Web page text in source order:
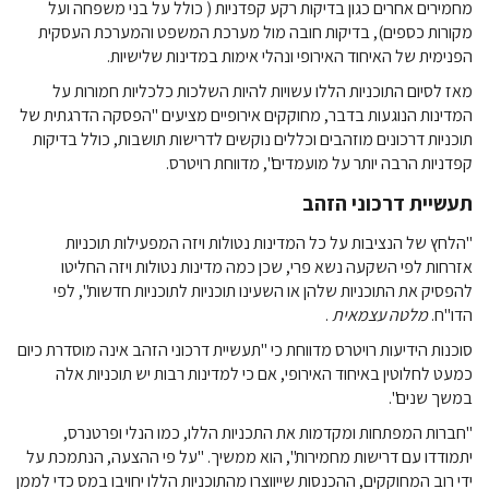
מחמירים אחרים כגון בדיקות רקע קפדניות ( כולל על בני משפחה ועל
מקורות כספים), בדיקות חובה מול מערכת המשפט והמערכת העסקית
הפנימית של האיחוד האירופי ונהלי אימות במדינות שלישיות.
מאז לסיום התוכניות הללו עשויות להיות השלכות כלכליות חמורות על
המדינות הנוגעות בדבר, מחוקקים אירופיים מציעים "הפסקה הדרגתית של
תוכניות דרכונים מוזהבים וכללים נוקשים לדרישות תושבות, כולל בדיקות
קפדניות הרבה יותר על מועמדים", מדווחת רויטרס.
תעשיית דרכוני הזהב
"הלחץ של הנציבות על כל המדינות נטולות ויזה המפעילות תוכניות
אזרחות לפי השקעה נשא פרי, שכן כמה מדינות נטולות ויזה החליטו
להפסיק את התוכניות שלהן או השעינו תוכניות לתוכניות חדשות", לפי
הדו"ח.מלטה עצמאית.
סוכנות הידיעות רויטרס מדווחת כי "תעשיית דרכוני הזהב אינה מוסדרת כיום
כמעט לחלוטין באיחוד האירופי, אם כי למדינות רבות יש תוכניות אלה
במשך שנים".
"חברות המפתחות ומקדמות את התכניות הללו, כמו הנלי ופרטנרס,
יתמודדו עם דרישות מחמירות", הוא ממשיך. "על פי ההצעה, הנתמכת על
ידי רוב המחוקקים, ההכנסות שייווצרו מהתוכניות הללו יחויבו במס כדי לממן